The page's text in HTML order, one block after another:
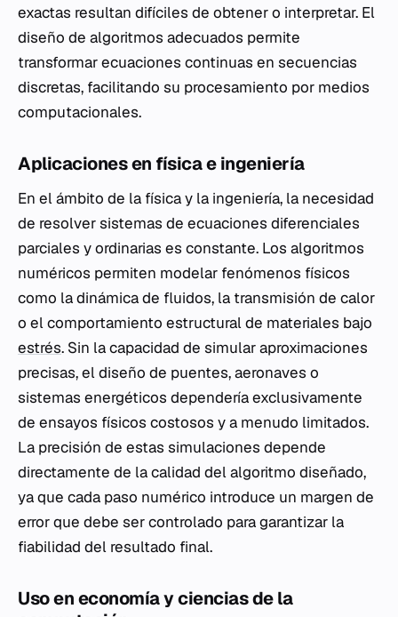
exactas resultan difíciles de obtener o interpretar. El
diseño de algoritmos adecuados permite
transformar ecuaciones continuas en secuencias
discretas, facilitando su procesamiento por medios
computacionales.
Aplicaciones en física e ingeniería
En el ámbito de la física y la ingeniería, la necesidad
de resolver sistemas de ecuaciones diferenciales
parciales y ordinarias es constante. Los algoritmos
numéricos permiten modelar fenómenos físicos
como la dinámica de fluidos, la transmisión de calor
o el comportamiento estructural de materiales bajo
estrés. Sin la capacidad de simular aproximaciones
precisas, el diseño de puentes, aeronaves o
sistemas energéticos dependería exclusivamente
de ensayos físicos costosos y a menudo limitados.
La precisión de estas simulaciones depende
directamente de la calidad del algoritmo diseñado,
ya que cada paso numérico introduce un margen de
error que debe ser controlado para garantizar la
fiabilidad del resultado final.
Uso en economía y ciencias de la